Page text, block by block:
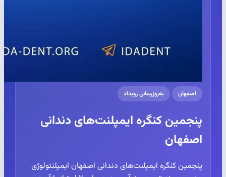
اصفهان به‌روزرسانی رویداد
پنجمین کنگره ایمپلنت‌های دندانی
اصفهان
پنجمین کنگره ایمپلنت‌های دندانی اصفهان ایمپلنتولوژی